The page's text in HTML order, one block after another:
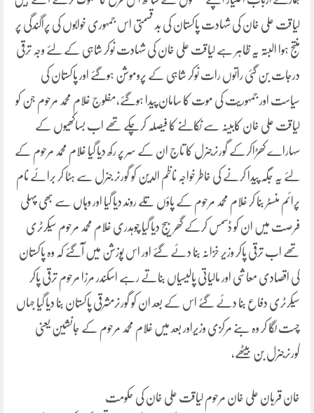
لیاقت علی خان کی شہادت پاکستان کی بد قسمتی اس جمہوری خوابوں کی پراگندگی پر
منتج ہوا البتہ یہ ظاہر ہے لیاقت علی خان کی شہادت نوکر شاہی کے لئے وجہ ترقی
درجات بن گئی راتوں رات نوکر شاہی کے پروموشن ہوگئے اور پاکستان کی
سیاست اور جمہوریت کی موت کا سامان پیدا ہوگئے،مفلوج غلام محمد مرحوم جن کو
لیاقت علی خان کابینہ سے نکالنے کا فیصلہ کرچکے تھے اب بساکھیوں کے
سہاراے کھڑاکرکے گورنرجنرل کا تاج ان کے سر پر رکھ دیا گیا غلام محمد مرحوم کے
لئے یہ جگہ پیدا کرنے کی خاطر خواجہ ناظم الدین کو گورنر جنرل سے ہٹا کر برائے نام
پرائم منسٹر بنا کر غلام محمد مرحوم کے پاؤں تلے روند دیا گیا اور وہاں سے بھی پہلی
فرصت میں ان کو ڈسمس کرکے گھر بیج دیا گیا چوہدری غلام محمد مرحوم سیکرٹری
تھے اب ترقی پاکر وزیر خزانہ بنا دئے گئے اور اس پوزشن میں آگئے کہ وہ پاکستان
کی اقصادی معاشی اور مالیاتی پالیسیاں بناتے رہے اسکندر مرزا مرحوم ترقی پاکر
سیکرٹری دفاع بنا دئے گئے اس کے بعد ان کو گورنرمشرقی پاکستان بنا دیا گیا جہاں
چست لگا کر وہ بنے مرکزی وزیراور بعد میں غلام محمد مرحوم کے جانشین یعنی
گورنرجنرل بن بیٹھے،
خان قربان علی خان مرحوم لیاقت علی خان کی حکومت